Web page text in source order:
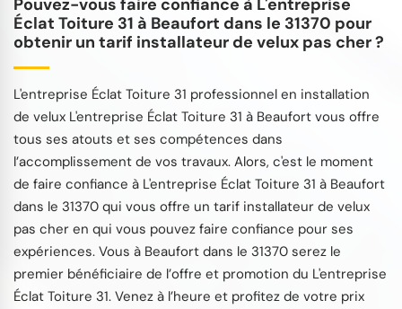
Pouvez-vous faire confiance à L'entreprise
Éclat Toiture 31 à Beaufort dans le 31370 pour
obtenir un tarif installateur de velux pas cher ?
L'entreprise Éclat Toiture 31 professionnel en installation
de velux L'entreprise Éclat Toiture 31 à Beaufort vous offre
tous ses atouts et ses compétences dans
l’accomplissement de vos travaux. Alors, c'est le moment
de faire confiance à L'entreprise Éclat Toiture 31 à Beaufort
dans le 31370 qui vous offre un tarif installateur de velux
pas cher en qui vous pouvez faire confiance pour ses
expériences. Vous à Beaufort dans le 31370 serez le
premier bénéficiaire de l’offre et promotion du L'entreprise
Éclat Toiture 31. Venez à l’heure et profitez de votre prix